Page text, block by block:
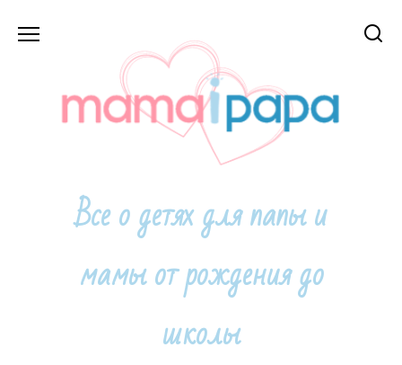
Все о детях для папы и
мамы от рождения до
школы